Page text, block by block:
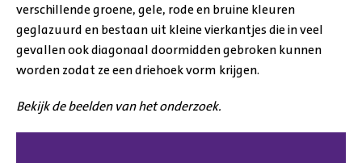
verschillende groene, gele, rode en bruine kleuren
geglazuurd en bestaan uit kleine vierkantjes die in veel
gevallen ook diagonaal doormidden gebroken kunnen
worden zodat ze een driehoek vorm krijgen.
Bekijk de beelden van het onderzoek.